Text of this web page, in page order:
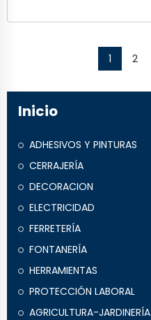
1 2
Inicio
ADHESIVOS Y PINTURAS
CERRAJERÍA
DECORACION
ELECTRICIDAD
FERRETERÍA
FONTANERÍA
HERRAMIENTAS
PROTECCIÓN LABORAL
AGRICULTURA-JARDINERÍA